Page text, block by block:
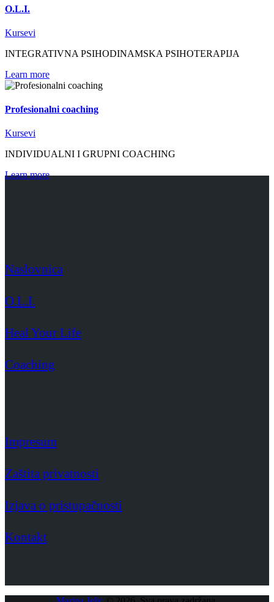
O.L.I.
Kursevi
INTEGRATIVNA PSIHODINAMSKA PSIHOTERAPIJA
Learn more
Profesionalni coaching
Kursevi
INDIVIDUALNI I GRUPNI COACHING
Learn more
Naslovnica
O.L.I.
Heal Your Life
Coaching
Impresum
Zaštita privatnosti
Izjava o pristupačnosti
Kontakt